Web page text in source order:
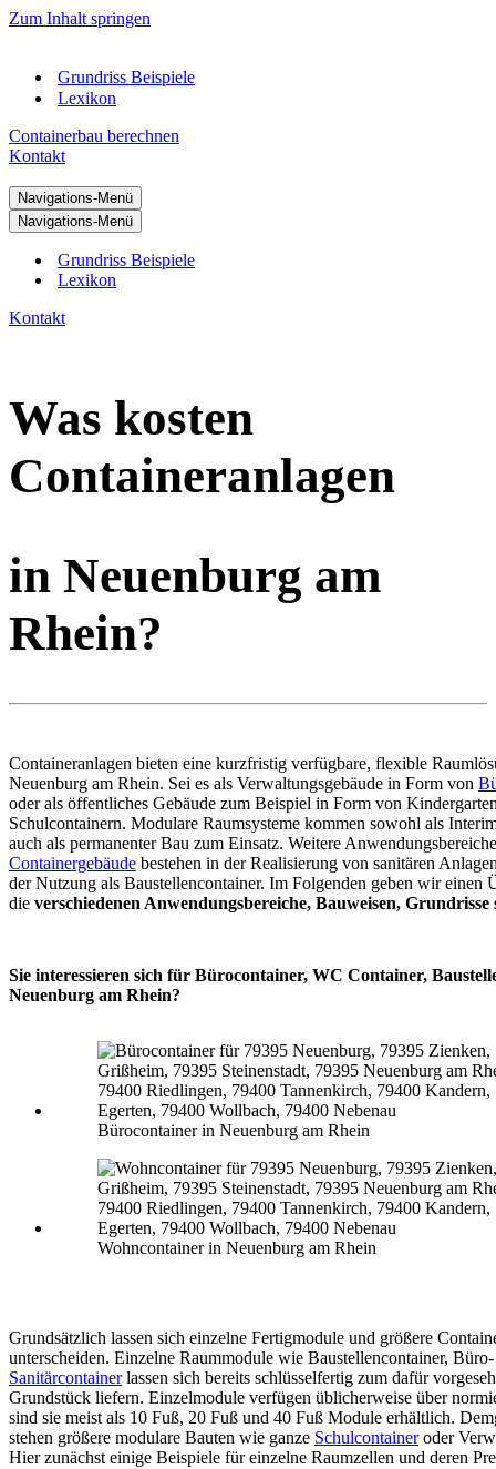
Zum Inhalt springen
Grundriss Beispiele
Lexikon
Containerbau berechnen
Kontakt
Navigations-Menü
Navigations-Menü
Grundriss Beispiele
Lexikon
Kontakt
Was kosten
Containeranlagen
in Neuenburg am
Rhein?
Containeranlagen bieten eine kurzfristig verfügbare, flexible
Neuenburg am Rhein. Sei es als Verwaltungsgebäude in Form von
oder als öffentliches Gebäude zum Beispiel in Form von
Schulcontainern. Modulare Raumsysteme kommen sowohl als
auch als permanenter Bau zum Einsatz. Weitere
Containergebäude bestehen in der Realisierung von sanitären
der Nutzung als Baustellencontainer. Im Folgenden geben wir einen
die verschiedenen Anwendungsbereiche, Bauweisen, Grundrisse
Sie interessieren sich für Bürocontainer, WC Container,
Neuenburg am Rhein?
Bürocontainer in Neuenburg am Rhein
Wohncontainer in Neuenburg am Rhein
Grundsätzlich lassen sich einzelne Fertigmodule und größere
unterscheiden. Einzelne Raummodule wie Baustellencontainer,
Sanitärcontainerlassen sich bereits schlüsselfertig zum dafür
Grundstück liefern. Einzelmodule verfügen üblicherweise über
sind sie meist als 10 Fuß, 20 Fuß und 40 Fuß Module erhältlich.
stehen größere modulare Bauten wie ganze Schulcontaineroder
Hier zunächst einige Beispiele für einzelne Raumzellen und deren